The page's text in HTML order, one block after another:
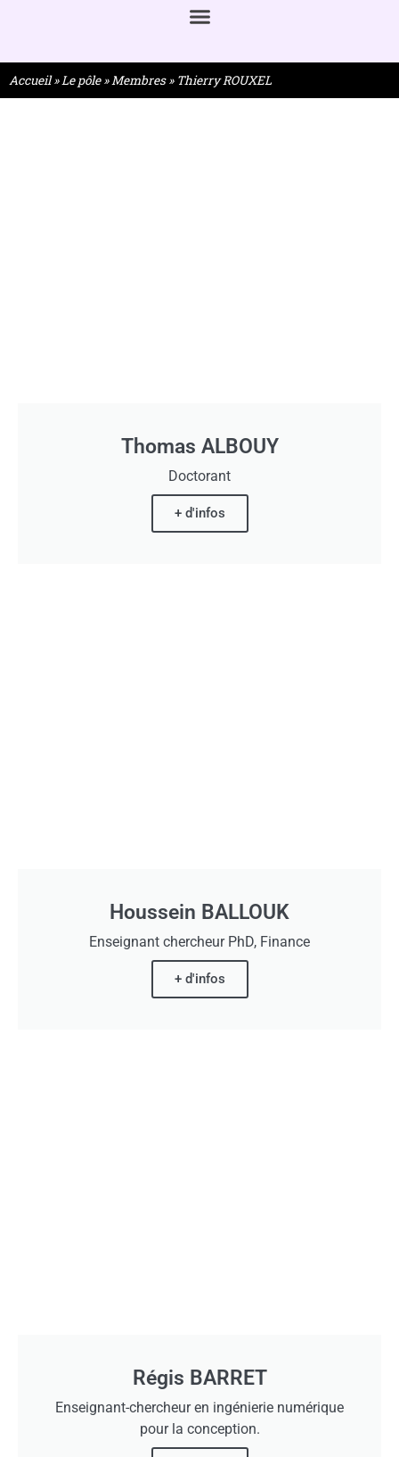
Accueil»Le pôle»Membres» Thierry ROUXEL
Thomas ALBOUY
Doctorant
+ d'infos
Houssein BALLOUK
Enseignant chercheur PhD, Finance
+ d'infos
Régis BARRET
Enseignant-chercheur en ingénierie numérique
pour la conception.